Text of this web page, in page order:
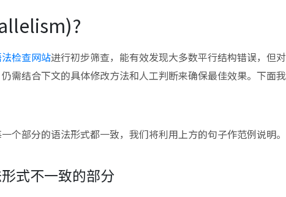
检查网站进行初步筛查，能有效发现大多数平行结构错误，但对
需结合下文的具体修改方法和人工判断来确保最佳效果。下面我
个部分的语法形式都一致，我们将利用上方的句子作范例说明。
式不一致的部分